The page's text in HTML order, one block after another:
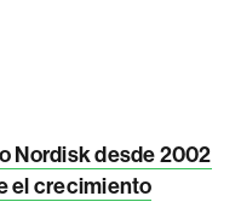
Nordisk desde 2002
el crecimiento